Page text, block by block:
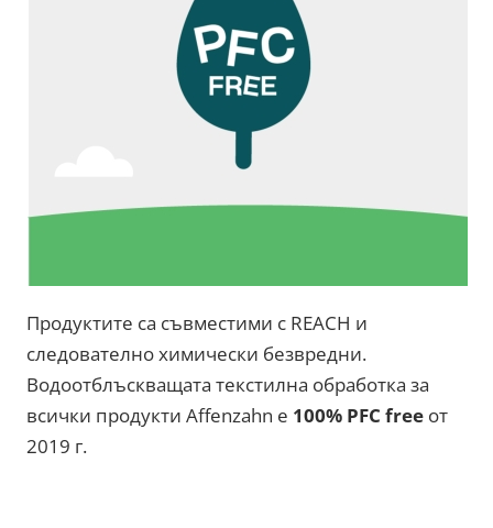
Продуктите са съвместими с REACH и
следователно химически безвредни.
Водоотблъскващата текстилна обработка за
всички продукти Affenzahn е 100% PFC free от
2019 г.